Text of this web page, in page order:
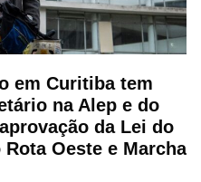
em Curitiba tem
na Alep e do
da Lei do
Oeste e Marcha